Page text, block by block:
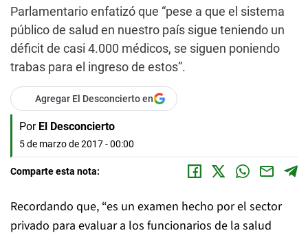
Parlamentario enfatizó que “pese a que el sistema
público de salud en nuestro país sigue teniendo un
déficit de casi 4.000 médicos, se siguen poniendo
trabas para el ingreso de estos”.
Agregar El Desconcierto en
Por El Desconcierto
5 de marzo de 2017 - 00:00
Comparte esta nota:
Recordando que, “es un examen hecho por el sector
privado para evaluar a los funcionarios de la salud